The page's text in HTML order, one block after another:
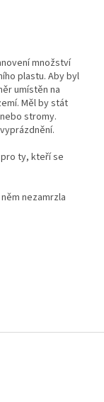
množství
plastu. Aby byl
umístěn na
Měl by stát
stromy.
ty, kteří se
nezamrzla